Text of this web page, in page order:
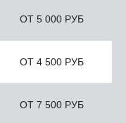
ОТ 5 000 РУБ
ОТ 4 500 РУБ
ОТ 7 500 РУБ